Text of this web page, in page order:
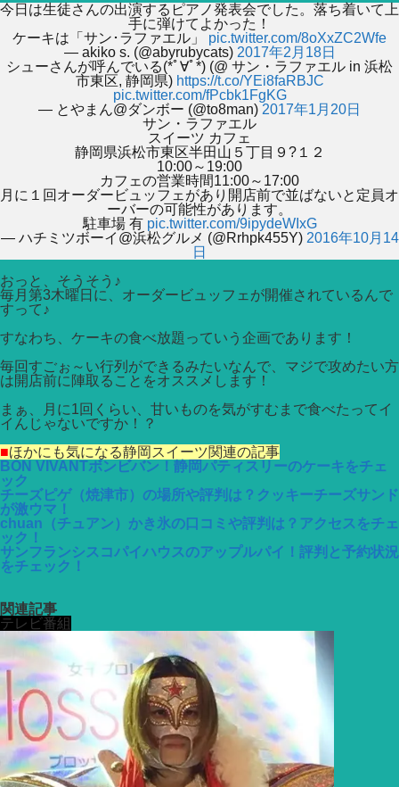
今日は生徒さんの出演するピアノ発表会でした。落ち着いて上
手に弾けてよかった！
ケーキは「サン･ラファエル」 pic.twitter.com/8oXxZC2Wfe
— akiko s. (@abyrubycats) 2017年2月18日
シューさんが呼んでいる(*ﾟ∀ﾟ*) (@ サン・ラファエル in 浜松
市東区, 静岡県) https://t.co/YEi8faRBJC
pic.twitter.com/fPcbk1FgKG
— とやまん@ダンボー (@to8man) 2017年1月20日
サン・ラファエル
スイーツ カフェ
静岡県浜松市東区半田山５丁目９?１２
10:00～19:00
カフェの営業時間11:00～17:00
月に１回オーダービュッフェがあり開店前で並ばないと定員オ
ーバーの可能性があります。
駐車場 有 pic.twitter.com/9ipydeWIxG
— ハチミツボーイ@浜松グルメ (@Rrhpk455Y) 2016年10月14
日
おっと、そうそう♪
毎月第3木曜日に、オーダービュッフェが開催されているんで
すって♪
すなわち、ケーキの食べ放題っていう企画であります！
毎回すごぉ～い行列ができるみたいなんで、マジで攻めたい方
は開店前に陣取ることをオススメします！
まぁ、月に1回くらい、甘いものを気がすむまで食べたってイ
イんじゃないですか！？
■ほかにも気になる静岡スイーツ関連の記事
BON VIVANTボンビバン！静岡パティスリーのケーキをチェ
ック
チーズピゲ（焼津市）の場所や評判は？クッキーチーズサンド
が激ウマ！
chuan（チュアン）かき氷の口コミや評判は？アクセスをチェ
ック！
サンフランシスコパイハウスのアップルパイ！評判と予約状況
をチェック！
関連記事
テレビ番組